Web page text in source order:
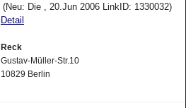
(Neu: Die , 20.Jun 2006 LinkID: 1330032)
Detail
Reck
Gustav-Müller-Str.10
10829 Berlin